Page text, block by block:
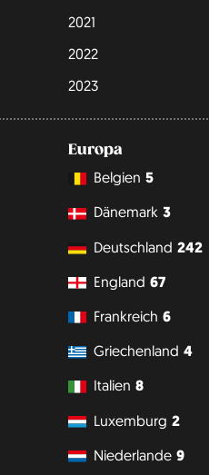
2021
2022
2023
Europa
Belgien 5
Dänemark 3
Deutschland 242
England 67
Frankreich 6
Griechenland 4
Italien 8
Luxemburg 2
Niederlande 9